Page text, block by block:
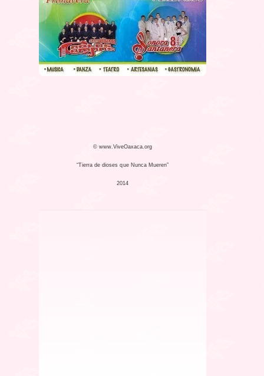
© www.ViveOaxaca.org
“Tierra de dioses que Nunca Mueren”
2014